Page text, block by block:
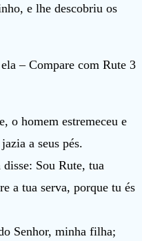
e lhe descobriu os
– Compare com Rute 3
o homem estremeceu e
a seus pés.
Sou Rute, tua
a tua serva, porque tu és
Senhor, minha filha;